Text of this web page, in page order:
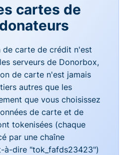
cartes de
de carte de crédit n'est
serveurs de Donorbox,
de carte n'est jamais
autres que les
que vous choisissez
de carte et de
tokenisées (chaque
par une chaîne
à-dire "tok_fafds23423")